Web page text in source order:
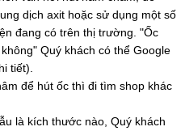
dịch axit hoặc sử dụng một số
đang có trên thị trường. "Ốc
Quý khách có thể Google
tiết).
để hút ốc thì đi tìm shop khác
là kích thước nào, Quý khách